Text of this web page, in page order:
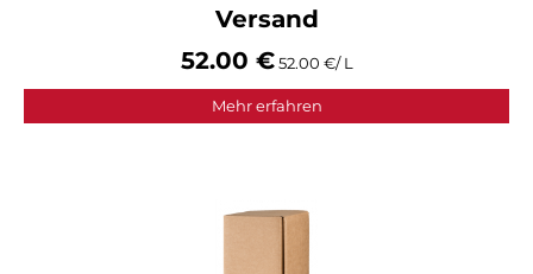
Versand
52.00 € 52.00 €/ L
Mehr erfahren